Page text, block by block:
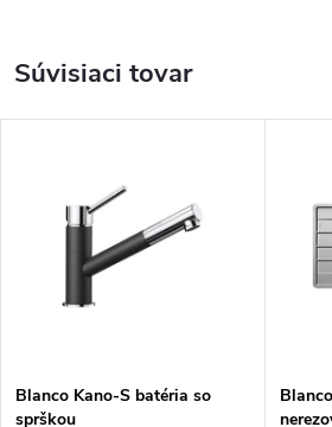
Súvisiaci tovar
Blanco Kano-S batéria so
sprškou